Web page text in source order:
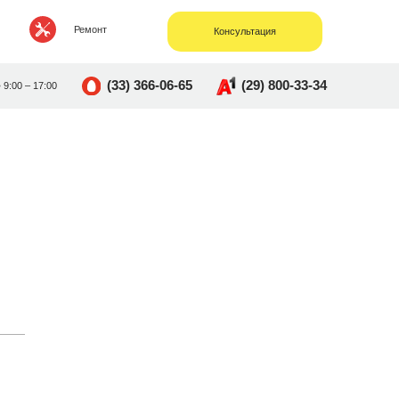
Ремонт Консультация
9:00 – 17:00 (33) 366-06-65 (29) 800-33-34